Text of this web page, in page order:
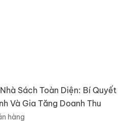
Sách Toàn Diện: Bí Quyết
Và Gia Tăng Doanh Thu
hàng